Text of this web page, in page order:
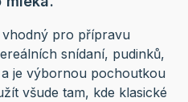
vhodný pro přípravu
snídaní, pudinků,
je výbornou pochoutkou
všude tam, kde klasické